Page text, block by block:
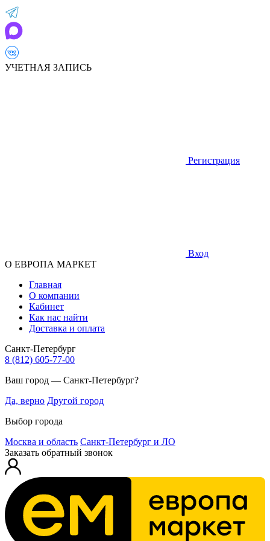
УЧЕТНАЯ ЗАПИСЬ
Регистрация
Вход
О ЕВРОПА МАРКЕТ
Главная
О компании
Кабинет
Как нас найти
Доставка и оплата
Санкт-Петербург
8 (812) 605-77-00
Ваш город — Санкт-Петербург?
Да, верно Другой город
Выбор города
Москва и область Санкт-Петербург и ЛО
Заказать обратный звонок